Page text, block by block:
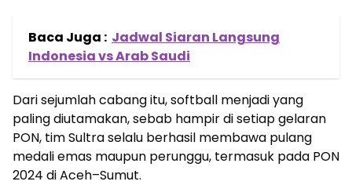
Baca Juga : Jadwal Siaran Langsung
Indonesia vs Arab Saudi
Dari sejumlah cabang itu, softball menjadi yang
paling diutamakan, sebab hampir di setiap gelaran
PON, tim Sultra selalu berhasil membawa pulang
medali emas maupun perunggu, termasuk pada PON
2024 di Aceh–Sumut.